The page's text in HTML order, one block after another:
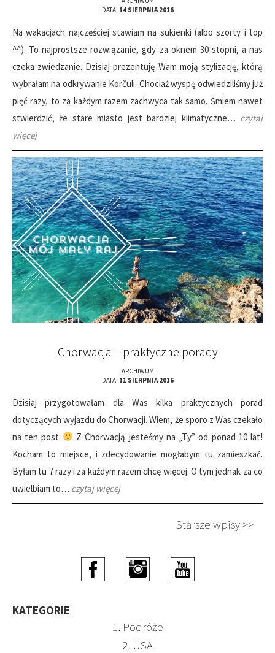
DATA: 14 SIERPNIA 2016
Na wakacjach najczęściej stawiam na sukienki (albo szorty i top
^^). To najprostsze rozwiązanie, gdy za oknem 30 stopni, a nas
czeka zwiedzanie. Dzisiaj prezentuję Wam moją stylizację, którą
wybrałam na odkrywanie Korčuli. Chociaż wyspę odwiedziliśmy już
pięć razy, to za każdym razem zachwyca tak samo. Śmiem nawet
stwierdzić, że stare miasto jest bardziej klimatyczne… czytaj
więcej
Chorwacja – praktyczne porady
ARCHIWUM
DATA: 11 SIERPNIA 2016
Dzisiaj przygotowałam dla Was kilka praktycznych porad
dotyczących wyjazdu do Chorwacji. Wiem, że sporo z Was czekało
na ten post
Z Chorwacją jesteśmy na „Ty” od ponad 10 lat!
Kocham to miejsce, i zdecydowanie mogłabym tu zamieszkać.
Byłam tu 7 razy i za każdym razem chcę więcej. O tym jednak za co
uwielbiam to… czytaj więcej
Starsze wpisy >>
KATEGORIE
1. Podróże
2. USA